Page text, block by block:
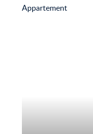
Appartement